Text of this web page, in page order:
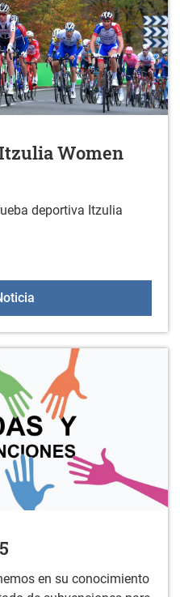
Women
deportiva Itzulia
Prueba deportiva: Itzulia
en su conocimiento